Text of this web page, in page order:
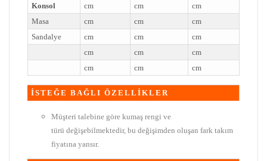
Konsol
cm cm
cm
Masa
cm cm
cm
Sandalye
cm cm
cm
cm
cm
cm
cm
cm cm
İSTEĞE BAĞLI ÖZELLİKLER
Müşteri talebine göre kumaş rengi ve
türü değişebilmektedir, bu değişimden oluşan fark takım
fiyatına yansır.